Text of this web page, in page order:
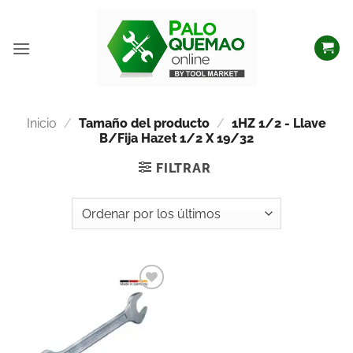
Inicio / Tamaño del producto / 1HZ 1/2 - Llave
B/Fija Hazet 1/2 X 19/32
FILTRAR
Añadir
a la